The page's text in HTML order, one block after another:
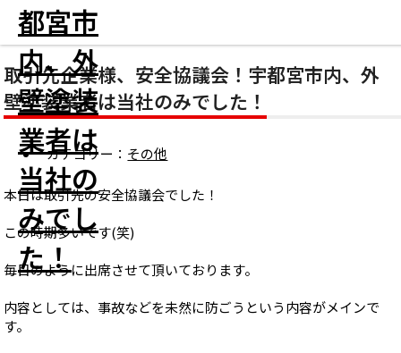
HOME外壁塗装のこと
市内、外壁塗装業者は当社のみでした！
取引先企業様、安全協議会！宇都宮市内、外
壁塗装業者は当社のみでした！
カテゴリー： その他
本日は取引先の安全協議会でした！
この時期多いです(笑)
毎日のように出席させて頂いております。
内容としては、事故などを未然に防ごうという内容がメインで
す。